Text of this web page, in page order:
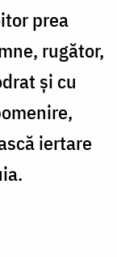
prea
rugător,
şi cu
iertare